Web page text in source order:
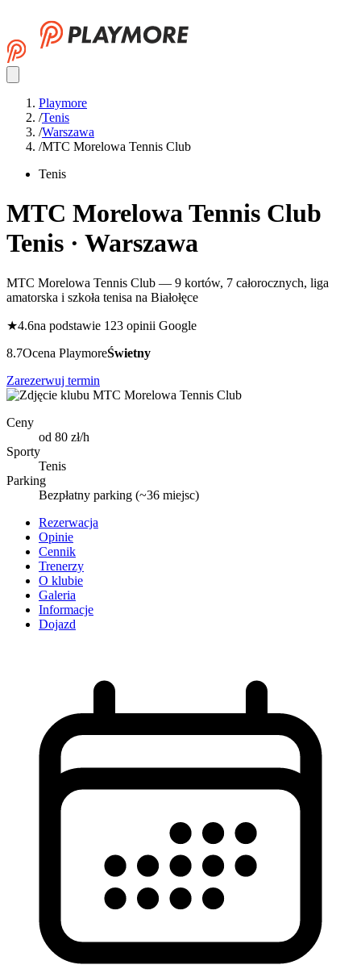
Playmore
/Tenis
/Warszawa
/MTC Morelowa Tennis Club
Tenis
MTC Morelowa Tennis Club
Tenis · Warszawa
MTC Morelowa Tennis Club — 9 kortów, 7 całorocznych, liga
amatorska i szkoła tenisa na Białołęce
★4.6na podstawie 123 opinii Google
8.7Ocena PlaymoreŚwietny
Zarezerwuj termin
Ceny
od 80 zł/h
Sporty
Tenis
Parking
Bezpłatny parking (~36 miejsc)
Rezerwacja
Opinie
Cennik
Trenerzy
O klubie
Galeria
Informacje
Dojazd